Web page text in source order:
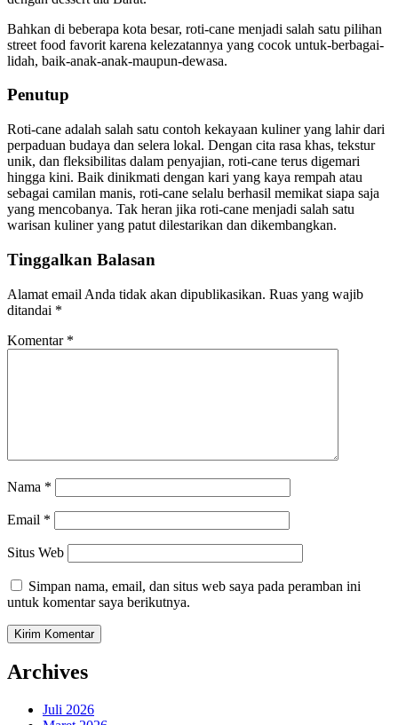
Bahkan di beberapa kota besar, roti-cane menjadi salah satu pilihan
street food favorit karena kelezatannya yang cocok untuk-berbagai-
lidah, baik-anak-anak-maupun-dewasa.
Penutup
Roti-cane adalah salah satu contoh kekayaan kuliner yang lahir dari
perpaduan budaya dan selera lokal. Dengan cita rasa khas, tekstur
unik, dan fleksibilitas dalam penyajian, roti-cane terus digemari
hingga kini. Baik dinikmati dengan kari yang kaya rempah atau
sebagai camilan manis, roti-cane selalu berhasil memikat siapa saja
yang mencobanya. Tak heran jika roti-cane menjadi salah satu
warisan kuliner yang patut dilestarikan dan dikembangkan.
Tinggalkan Balasan
Alamat email Anda tidak akan dipublikasikan. Ruas yang wajib
ditandai *
Komentar *
Nama *
Email *
Situs Web
Simpan nama, email, dan situs web saya pada peramban ini
untuk komentar saya berikutnya.
Archives
Juli 2026